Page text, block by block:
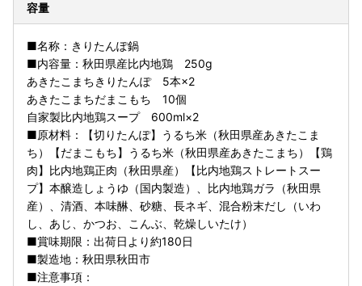
容量
■名称：きりたんぽ鍋
■内容量：秋田県産比内地鶏 250g
あきたこまちきりたんぽ 5本×2
あきたこまちだまこもち 10個
自家製比内地鶏スープ 600ml×2
■原材料：【切りたんぽ】うるち米（秋田県産あきたこま
ち）【だまこもち】うるち米（秋田県産あきたこまち）【鶏
肉】比内地鶏正肉（秋田県産）【比内地鶏ストレートスー
プ】本醸造しょうゆ（国内製造）、比内地鶏ガラ（秋田県
産）、清酒、本味醂、砂糖、長ネギ、混合粉末だし（いわ
し、あじ、かつお、こんぶ、乾燥しいたけ）
■賞味期限：出荷日より約180日
■製造地：秋田県秋田市
■注意事項：